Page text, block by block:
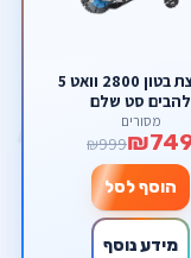
מחרצת בטון 2800 וואט 5
להבים סט שלם
מסורים
₪999
הוסף לסל
מידע נוסף